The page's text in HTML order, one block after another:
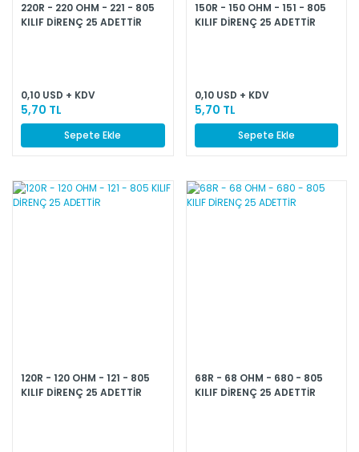
220R - 220 OHM - 221 - 805
KILIF DİRENÇ 25 ADETTİR
0,10 USD + KDV
5,70 TL
Sepete Ekle
150R - 150 OHM - 151 - 805
KILIF DİRENÇ 25 ADETTİR
0,10 USD + KDV
5,70 TL
Sepete Ekle
120R - 120 OHM - 121 - 805
KILIF DİRENÇ 25 ADETTİR
68R - 68 OHM - 680 - 805
KILIF DİRENÇ 25 ADETTİR